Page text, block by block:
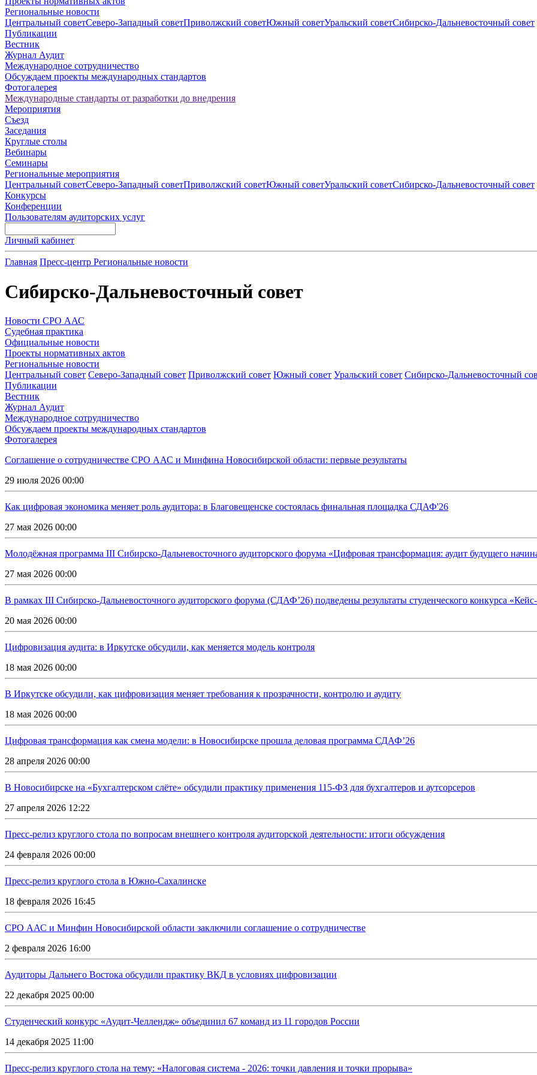
Региональные новости
Центральный советСеверо-Западный советПриволжский советЮжный советУральский советСибирско-Дальневосточный совет
Публикации
Вестник
Журнал Аудит
Международное сотрудничество
Обсуждаем проекты международных стандартов
Фотогалерея
Международные стандарты от разработки до внедрения
Мероприятия
Съезд
Заседания
Круглые столы
Вебинары
Семинары
Региональные мероприятия
Центральный советСеверо-Западный советПриволжский советЮжный советУральский советСибирско-Дальневосточный совет
Конкурсы
Конференции
Пользователям аудиторских услуг
Личный кабинет
Главная Пресс-центр Региональные новости
Сибирско-Дальневосточный совет
Новости СРО ААС
Судебная практика
Официальные новости
Проекты нормативных актов
Региональные новости
Центральный совет Северо-Западный совет Приволжский совет Южный совет Уральский совет Сибирско-Дальневосточный
Публикации
Вестник
Журнал Аудит
Международное сотрудничество
Обсуждаем проекты международных стандартов
Фотогалерея
Соглашение о сотрудничестве СРО ААС и Минфина Новосибирской области: первые результаты
29 июля 2026 00:00
Как цифровая экономика меняет роль аудитора: в Благовещенске состоялась финальная площадка СДАФ'26
27 мая 2026 00:00
Молодёжная программа III Сибирско-Дальневосточного аудиторского форума «Цифровая трансформация: аудит будущего
27 мая 2026 00:00
В рамках III Сибирско-Дальневосточного аудиторского форума (СДАФ’26) подведены результаты студенческого конкурса
20 мая 2026 00:00
Цифровизация аудита: в Иркутске обсудили, как меняется модель контроля
18 мая 2026 00:00
В Иркутске обсудили, как цифровизация меняет требования к прозрачности, контролю и аудиту
18 мая 2026 00:00
Цифровая трансформация как смена модели: в Новосибирске прошла деловая программа СДАФ’26
28 апреля 2026 00:00
В Новосибирске на «Бухгалтерском слёте» обсудили практику применения 115-ФЗ для бухгалтеров и аутсорсеров
27 апреля 2026 12:22
Пресс-релиз круглого стола по вопросам внешнего контроля аудиторской деятельности: итоги обсуждения
24 февраля 2026 00:00
Пресс-релиз круглого стола в Южно-Сахалинске
18 февраля 2026 16:45
СРО ААС и Минфин Новосибирской области заключили соглашение о сотрудничестве
2 февраля 2026 16:00
Аудиторы Дальнего Востока обсудили практику ВКД в условиях цифровизации
22 декабря 2025 00:00
Студенческий конкурс «Аудит-Челлендж» объединил 67 команд из 11 городов России
14 декабря 2025 11:00
Пресс-релиз круглого стола на тему: «Налоговая система - 2026: точки давления и точки прорыва»